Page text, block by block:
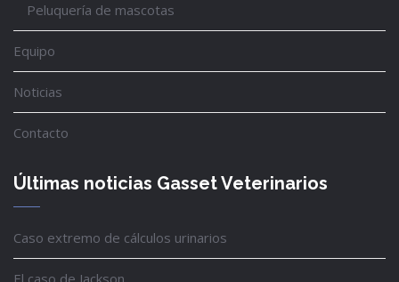
Peluquería de mascotas
Equipo
Noticias
Contacto
Últimas noticias Gasset Veterinarios
Caso extremo de cálculos urinarios